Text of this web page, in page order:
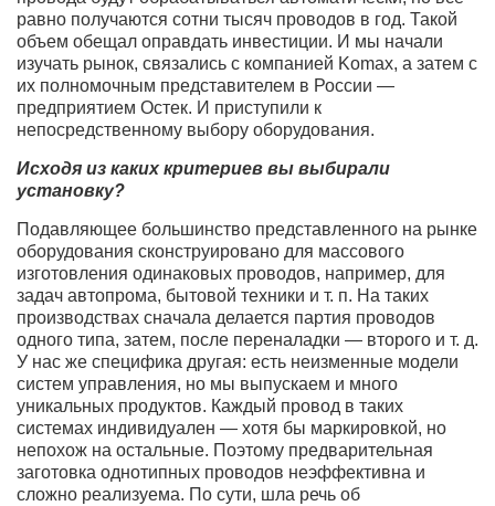
равно получаются сотни тысяч проводов в год. Такой
объем обещал оправдать инвестиции. И мы начали
изучать рынок, связались с компанией Komax, а затем с
их полномочным представителем в России —
предприятием Остек. И приступили к
непосредственному выбору оборудования.
Исходя из каких критериев вы выбирали
установку?
Подавляющее большинство представленного на рынке
оборудования сконструировано для массового
изготовления одинаковых проводов, например, для
задач автопрома, бытовой техники и т. п. На таких
производствах сначала делается партия проводов
одного типа, затем, после переналадки — второго и т. д.
У нас же специфика другая: есть неизменные модели
систем управления, но мы выпускаем и много
уникальных продуктов. Каждый провод в таких
системах индивидуален — хотя бы маркировкой, но
непохож на остальные. Поэтому предварительная
заготовка однотипных проводов неэффективна и
сложно реализуема. По сути, шла речь об